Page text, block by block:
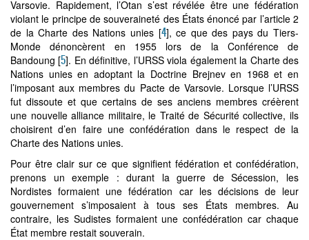
Varsovie. Rapidement, l’Otan s’est révélée être une fédération
violant le principe de souveraineté des États énoncé par l’article 2
de la Charte des Nations unies[4], ce que des pays du Tiers-
Monde dénoncèrent en 1955 lors de la Conférence de
Bandoung [5]. En définitive, l’URSS viola également la Charte des
Nations unies en adoptant la Doctrine Brejnev en 1968 et en
l’imposant aux membres du Pacte de Varsovie. Lorsque l’URSS
fut dissoute et que certains de ses anciens membres créèrent
une nouvelle alliance militaire, le Traité de Sécurité collective, ils
choisirent d’en faire une confédération dans le respect de la
Charte des Nations unies.
Pour être clair sur ce que signifient fédération et confédération,
prenons un exemple : durant la guerre de Sécession, les
Nordistes formaient une fédération car les décisions de leur
gouvernement s’imposaient à tous ses États membres. Au
contraire, les Sudistes formaient une confédération car chaque
État membre restait souverain.